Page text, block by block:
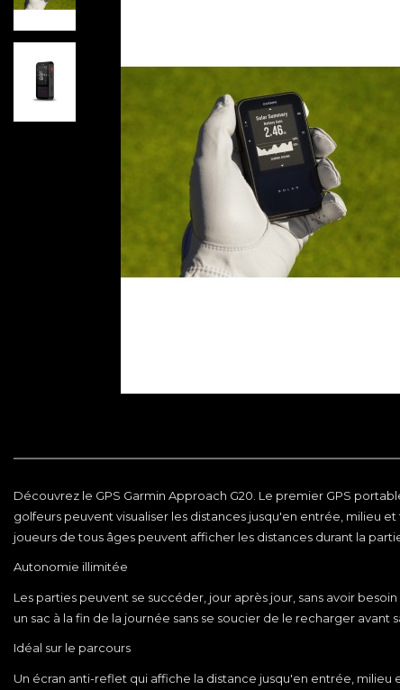
Découvrez le GPS Garmin Approach G20. Le premier GPS
golfeurs peuvent visualiser les distances jusqu'en entrée, milieu
joueurs de tous âges peuvent afficher les distances durant la
Autonomie illimitée
Les parties peuvent se succéder, jour après jour, sans avoir
un sac à la fin de la journée sans se soucier de le recharger
Idéal sur le parcours
Un écran anti-reflet qui affiche la distance jusqu'en entrée, milieu